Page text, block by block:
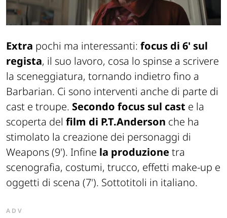
Extra pochi ma interessanti: focus di 6' sul
regista, il suo lavoro, cosa lo spinse a scrivere
la sceneggiatura, tornando indietro fino a
Barbarian. Ci sono interventi anche di parte di
cast e troupe. Secondo focus sul cast e la
scoperta del film di P.T.Anderson che ha
stimolato la creazione dei personaggi di
Weapons (9'). Infine la produzione tra
scenografia, costumi, trucco, effetti make-up e
oggetti di scena (7'). Sottotitoli in italiano.
ADV